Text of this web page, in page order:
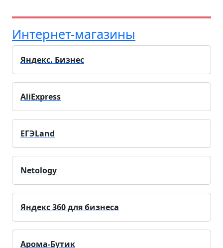
Интернет-магазины
Яндекс. Бизнес
AliExpress
ЕГЭLand
Netology
Яндекс 360 для бизнеса
Арома-Бутик